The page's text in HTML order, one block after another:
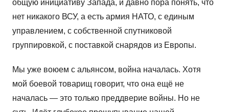
общую инициативу Запада, и давно пора понять, что
нет никакого ВСУ, а есть армия НАТО, с единым
управлением, с собственной спутниковой
группировкой, с поставкой снарядов из Европы.
Мы уже воюем с альянсом, война началась. Хотя
мой боевой товарищ говорит, что она ещё не
началась — это только преддверие войны. Но не